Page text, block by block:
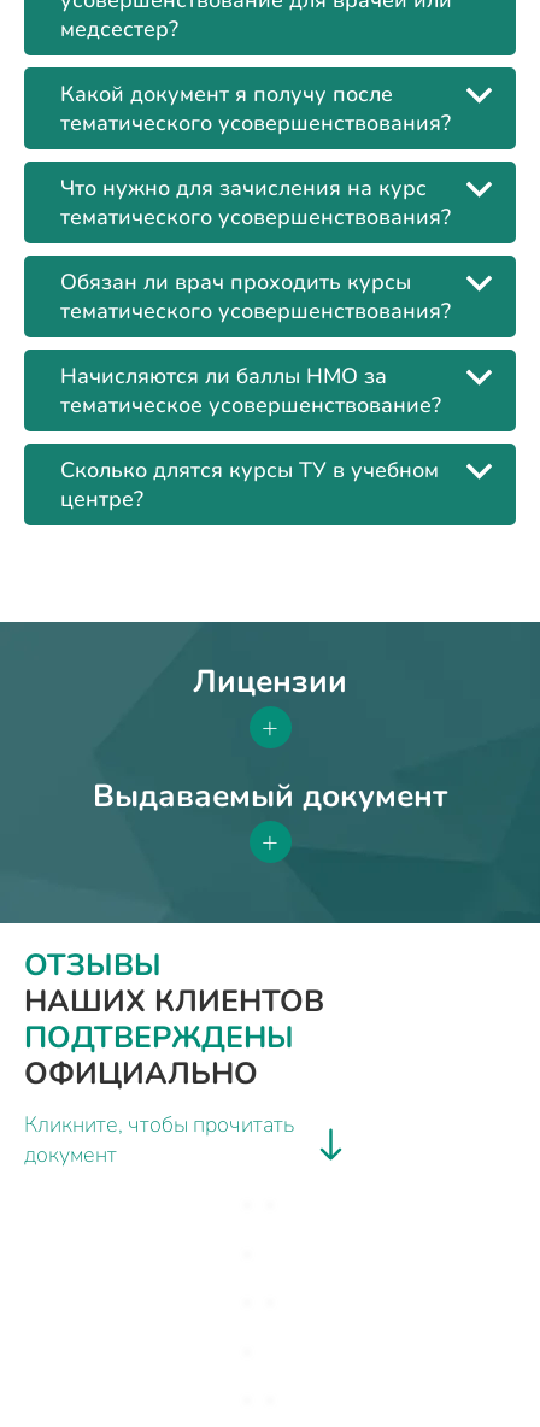
медсестер?
Какой документ я получу после
тематического усовершенствования?
Что нужно для зачисления на курс
тематического усовершенствования?
Обязан ли врач проходить курсы
тематического усовершенствования?
Начисляются ли баллы НМО за
тематическое усовершенствование?
Сколько длятся курсы ТУ в учебном
центре?
Лицензии
+
Выдаваемый документ
+
ОТЗЫВЫ
НАШИХ КЛИЕНТОВ
ПОДТВЕРЖДЕНЫ
ОФИЦИАЛЬНО
Кликните, чтобы прочитать
документ